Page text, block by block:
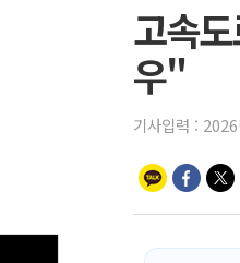
고속
우"
기사입력 :